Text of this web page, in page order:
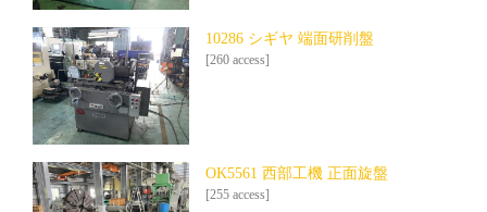
10286 シギヤ 端面研削盤
[260 access]
OK5561 西部工機 正面旋盤
[255 access]